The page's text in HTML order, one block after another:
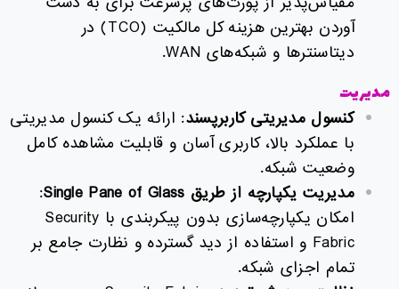
آوردن بهترین هزینه کل مالکیت (TCO) در
دیتاسنترها و شبکه‌های WAN.
مدیریت
کنسول مدیریتی کاربرپسند: ارائه یک کنسول مدیریتی
با عملکرد بالا، کاربری آسان و قابلیت مشاهده کامل
وضعیت شبکه.
مدیریت یکپارچه از طریق
:
امکان یکپارچه‌سازی بدون پیکربندی با Security
Fabric و استفاده از دید گسترده و نظارت جامع بر
تمام اجزای شبکه.